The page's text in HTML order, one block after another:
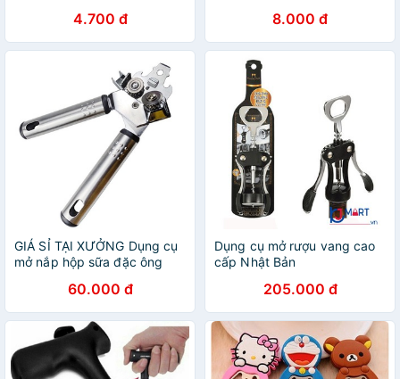
4.700 đ 8.000 đ
GIÁ SỈ TẠI XƯỞNG Dụng cụ
mở nắp hộp sữa đặc ông
60.000 đ
Dụng cụ mở rượu vang cao
cấp Nhật Bản
205.000 đ